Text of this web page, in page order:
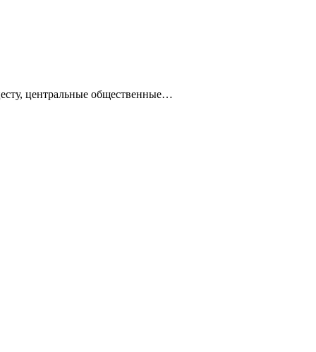
центральные общественные…